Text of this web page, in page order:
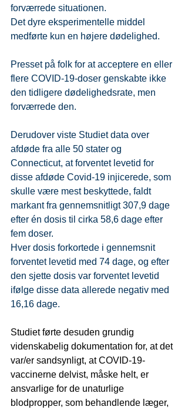
forværrede situationen.
Det dyre eksperimentelle middel
medførte kun en højere dødelighed.
Presset på folk for at acceptere en eller
flere COVID-19-doser genskabte ikke
den tidligere dødelighedsrate, men
forværrede den.
Derudover viste Studiet data over
afdøde fra alle 50 stater og
Connecticut, at forventet levetid for
disse afdøde Covid-19 injicerede, som
skulle være mest beskyttede, faldt
markant fra gennemsnitligt 307,9 dage
efter én dosis til cirka 58,6 dage efter
fem doser.
Hver dosis forkortede i gennemsnit
forventet levetid med 74 dage, og efter
den sjette dosis var forventet levetid
ifølge disse data allerede negativ med
16,16 dage.
Studiet førte desuden grundig
videnskabelig dokumentation for, at det
var/er sandsynligt, at COVID-19-
vaccinerne delvist, måske helt, er
ansvarlige for de unaturlige
blodpropper, som behandlende læger,